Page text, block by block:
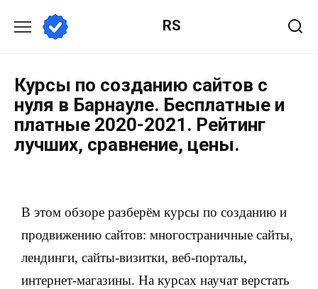
RS
Курсы по созданию сайтов с
нуля в Барнауле. Бесплатные и
платные 2020-2021. Рейтинг
лучших, сравнение, цены.
В этом обзоре разберём курсы по созданию и
продвижению сайтов: многостраничные сайты,
лендинги, сайты-визитки, веб-порталы,
интернет-магазины. На курсах научат верстать